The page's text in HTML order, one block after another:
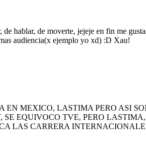
de hablar, de moverte, jejeje en fin me
audiencia(x ejemplo yo xd) :D Xau!
EN MEXICO, LASTIMA PERO ASI
EQUIVOCO TVE, PERO
LAS CARRERA